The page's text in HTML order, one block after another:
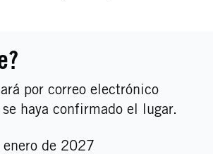
por correo electrónico
haya confirmado el lugar.
de 2027